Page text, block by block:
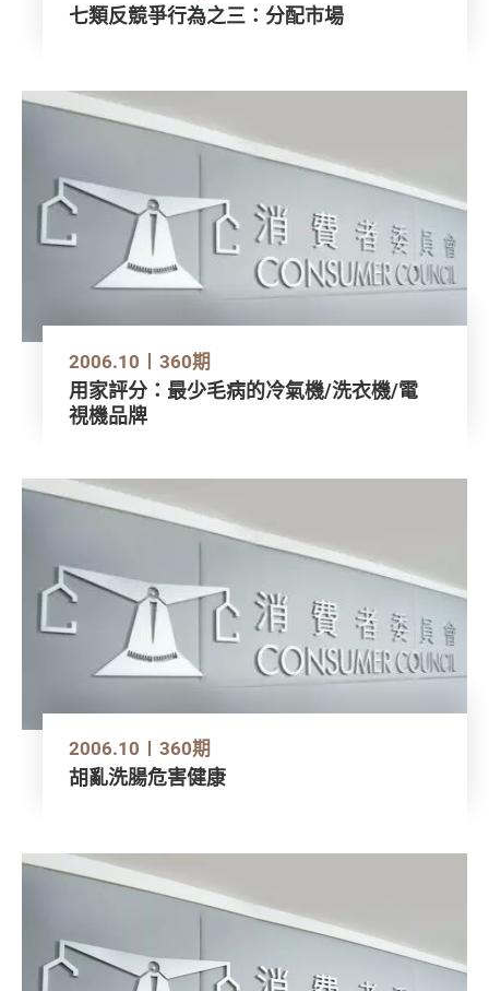
七類反競爭行為之三：分配市場
2006.10 360期
用家評分：最少毛病的冷氣機/洗衣機/電
視機品牌
2006.10 360期
胡亂洗腸危害健康